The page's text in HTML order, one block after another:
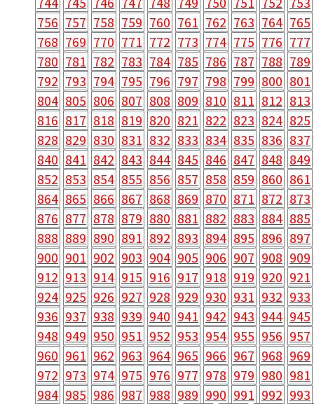
756 757 758 759 760 761 762 763 764 765
768 769 770 771 772 773 774 775 776 777
780 781 782 783 784 785 786 787 788 789
792 793 794 795 796 797 798 799 800 801
804 805 806 807 808 809 810 811 812 813
816 817 818 819 820 821 822 823 824 825
828 829 830 831 832 833 834 835 836 837
840 841 842 843 844 845 846 847 848 849
852 853 854 855 856 857 858 859 860 861
864 865 866 867 868 869 870 871 872 873
876 877 878 879 880 881 882 883 884 885
888 889 890 891 892 893 894 895 896 897
900 901 902 903 904 905 906 907 908 909
912 913 914 915 916 917 918 919 920 921
924 925 926 927 928 929 930 931 932 933
936 937 938 939 940 941 942 943 944 945
948 949 950 951 952 953 954 955 956 957
960 961 962 963 964 965 966 967 968 969
972 973 974 975 976 977 978 979 980 981
984 985 986 987 988 989 990 991 992 993